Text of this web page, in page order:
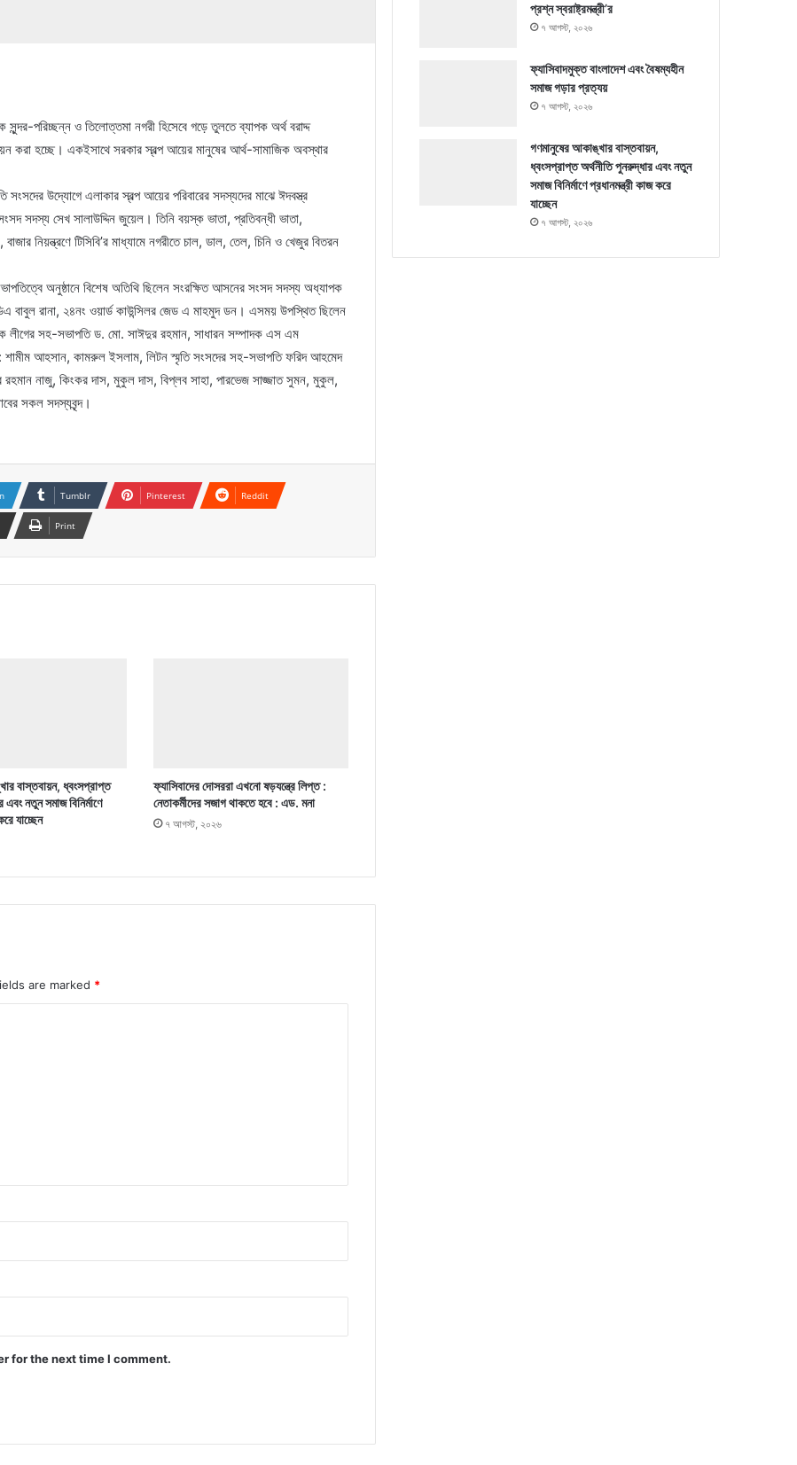
সুন্দর-পরিচ্ছন্ন ও তিলোত্তমা নগরী হিসেবে গড়ে তুলতে ব্যাপক অর্থ বরাদ্দ
করা হচ্ছে। একইসাথে সরকার স্বল্প আয়ের মানুষের আর্থ-সামাজিক অবস্থার
উদ্যোগে এলাকার স্বল্প আয়ের পরিবারের সদস্যদের মাঝে ঈদবস্ত্র
সদস্য সেখ সালাউদ্দিন জুয়েল। তিনি বয়স্ক ভাতা, প্রতিবন্ধী ভাতা,
নিয়ন্ত্রণে টিসিবি’র মাধ্যামে নগরীতে চাল, ডাল, তেল, চিনি ও খেজুর বিতরন
অনুষ্ঠানে বিশেষ অতিথি ছিলেন সংরক্ষিত আসনের সংসদ সদস্য অধ্যাপক
বাবুল রানা, ২৪নং ওয়ার্ড কাউন্সিলর জেড এ মাহমুদ ডন। এসময় উপস্থিত ছিলেন
লীগের সহ-সভাপতি ড. মো. সাঈদুর রহমান, সাধারন সম্পাদক এস এম
শামীম আহসান, কামরুল ইসলাম, লিটন স্মৃতি সংসদের সহ-সভাপতি ফরিদ আহমেদ
নাজু, কিংকর দাস, মুকুল দাস, বিপ্লব সাহা, পারভেজ সাজ্জাত সুমন, মুকুল,
সকল সদস্যবৃন্দ।
Tumblr Pinterest Reddit
Print
বাস্তবায়ন, ধ্বংসপ্রাপ্ত
নতুন সমাজ বিনির্মাণে
যাচ্ছেন
ফ্যাসিবাদের দোসররা এখনো ষড়যন্ত্রে লিপ্ত :
নেতাকর্মীদের সজাগ থাকতে হবে : এড. মনা
৭ আগস্ট, ২০২৬
are marked *
for the next time I comment.
প্রশ্ন স্বরাষ্ট্রমন্ত্রী’র
৭ আগস্ট, ২০২৬
ফ্যাসিবাদমুক্ত বাংলাদেশ এবং বৈষম্যহীন
সমাজ গড়ার প্রত্যয়
৭ আগস্ট, ২০২৬
গণমানুষের আকাঙ্খার বাস্তবায়ন,
ধ্বংসপ্রাপ্ত অর্থনীতি পুনরুদ্ধার এবং নতুন
সমাজ বিনির্মাণে প্রধানমন্ত্রী কাজ করে
যাচ্ছেন
৭ আগস্ট, ২০২৬